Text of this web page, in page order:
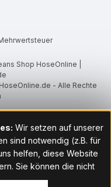
Shop HoseOnline |
- Alle Rechte
Wir setzen auf unserer
sind notwendig (z.B. für
helfen, diese Website
Sie können die nicht
akzeptieren oder per